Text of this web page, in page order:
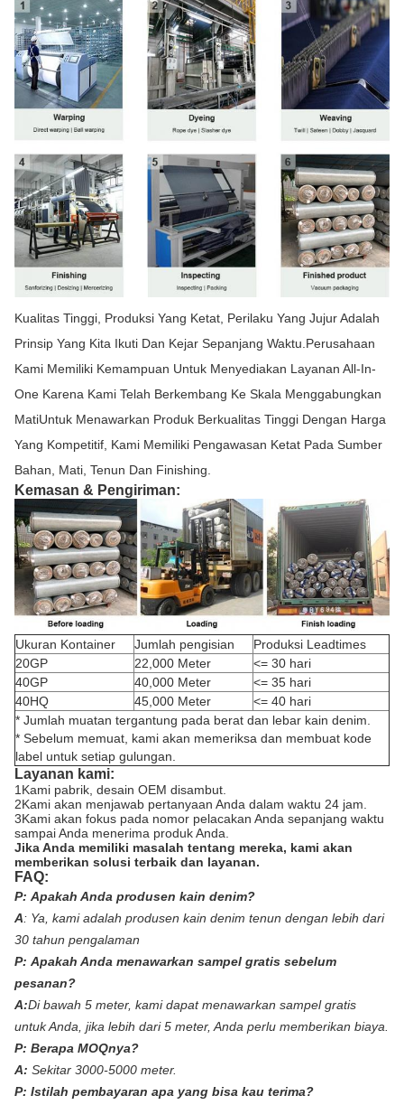
Kualitas Tinggi, Produksi Yang Ketat, Perilaku Yang Jujur Adalah
Prinsip Yang Kita Ikuti Dan Kejar Sepanjang Waktu.Perusahaan
Kami Memiliki Kemampuan Untuk Menyediakan Layanan All-In-
One Karena Kami Telah Berkembang Ke Skala Menggabungkan
MatiUntuk Menawarkan Produk Berkualitas Tinggi Dengan Harga
Yang Kompetitif, Kami Memiliki Pengawasan Ketat Pada Sumber
Bahan, Mati, Tenun Dan Finishing.
Kemasan & Pengiriman:
Ukuran Kontainer Jumlah pengisian
Produksi Leadtimes
20GP
22,000 Meter
<= 30 hari
40GP
40,000 Meter
<= 35 hari
40HQ
45,000 Meter
<= 40 hari
* Jumlah muatan tergantung pada berat dan lebar kain denim.
* Sebelum memuat, kami akan memeriksa dan membuat kode
label untuk setiap gulungan.
Layanan kami:
1Kami pabrik, desain OEM disambut.
2Kami akan menjawab pertanyaan Anda dalam waktu 24 jam.
3Kami akan fokus pada nomor pelacakan Anda sepanjang waktu
sampai Anda menerima produk Anda.
Jika Anda memiliki masalah tentang mereka, kami akan
memberikan solusi terbaik dan layanan.
FAQ:
P: Apakah Anda produsen kain denim?
A: Ya, kami adalah produsen kain denim tenun dengan lebih dari
30 tahun pengalaman
P: Apakah Anda menawarkan sampel gratis sebelum
pesanan?
A:Di bawah 5 meter, kami dapat menawarkan sampel gratis
untuk Anda, jika lebih dari 5 meter, Anda perlu memberikan biaya.
P: Berapa MOQnya?
A: Sekitar 3000-5000 meter.
P: Istilah pembayaran apa yang bisa kau terima?